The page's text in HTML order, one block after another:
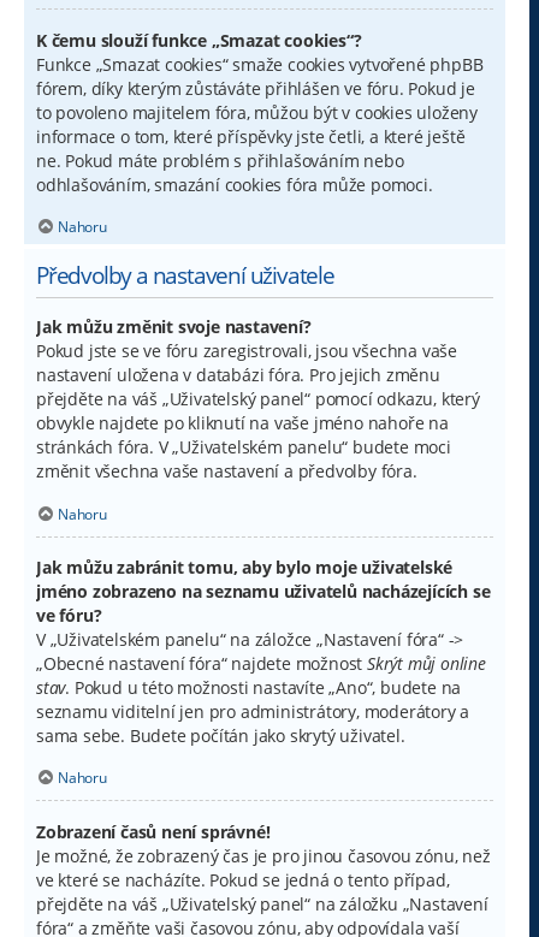
K čemu slouží funkce „Smazat cookies“?
Funkce „Smazat cookies“ smaže cookies vytvořené phpBB
fórem, díky kterým zůstáváte přihlášen ve fóru. Pokud je
to povoleno majitelem fóra, můžou být v cookies uloženy
informace o tom, které příspěvky jste četli, a které ještě
ne. Pokud máte problém s přihlašováním nebo
odhlašováním, smazání cookies fóra může pomoci.
Nahoru
Předvolby a nastavení uživatele
Jak můžu změnit svoje nastavení?
Pokud jste se ve fóru zaregistrovali, jsou všechna vaše
nastavení uložena v databázi fóra. Pro jejich změnu
přejděte na váš „Uživatelský panel“ pomocí odkazu, který
obvykle najdete po kliknutí na vaše jméno nahoře na
stránkách fóra. V „Uživatelském panelu“ budete moci
změnit všechna vaše nastavení a předvolby fóra.
Nahoru
Jak můžu zabránit tomu, aby bylo moje uživatelské
jméno zobrazeno na seznamu uživatelů nacházejících se
ve fóru?
V „Uživatelském panelu“ na záložce „Nastavení fóra“ ->
„Obecné nastavení fóra“ najdete možnostSkrýt můj online
stav. Pokud u této možnosti nastavíte „Ano“, budete na
seznamu viditelní jen pro administrátory, moderátory a
sama sebe. Budete počítán jako skrytý uživatel.
Nahoru
Zobrazení časů není správné!
Je možné, že zobrazený čas je pro jinou časovou zónu, než
ve které se nacházíte. Pokud se jedná o tento případ,
přejděte na váš „Uživatelský panel“ na záložku „Nastavení
fóra“ a změňte vaši časovou zónu, aby odpovídala vaší